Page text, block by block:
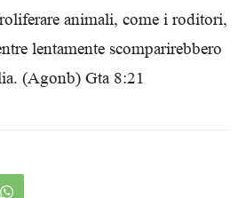
animali, come i roditori,
lentamente scomparirebbero
(Agonb) Gta 8:21